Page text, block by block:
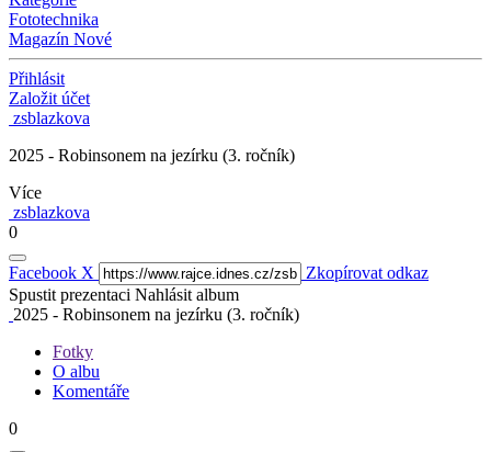
Fototechnika
Magazín Nové
Přihlásit
Založit účet
zsblazkova
2025 - Robinsonem na jezírku (3. ročník)
Více
zsblazkova
0
Facebook X
Zkopírovat odkaz
Spustit prezentaci Nahlásit album
2025 - Robinsonem na jezírku (3. ročník)
Fotky
O albu
Komentáře
0